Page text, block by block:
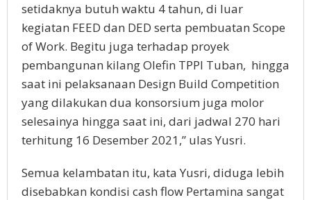
setidaknya butuh waktu 4 tahun, di luar
kegiatan FEED dan DED serta pembuatan Scope
of Work. Begitu juga terhadap proyek
pembangunan kilang Olefin TPPI Tuban, hingga
saat ini pelaksanaan Design Build Competition
yang dilakukan dua konsorsium juga molor
selesainya hingga saat ini, dari jadwal 270 hari
terhitung 16 Desember 2021,” ulas Yusri.
Semua kelambatan itu, kata Yusri, diduga lebih
disebabkan kondisi cash flow Pertamina sangat